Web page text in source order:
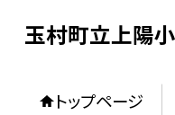
玉村町立上陽
トップページ